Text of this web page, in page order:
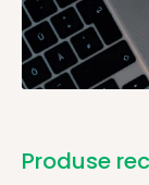
Produse